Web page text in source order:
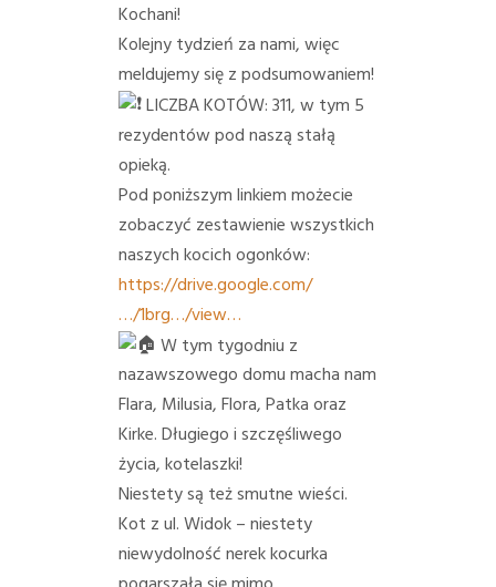
Kochani!
Kolejny tydzień za nami, więc
meldujemy się z podsumowaniem!
LICZBA KOTÓW: 311, w tym 5
rezydentów pod naszą stałą
opieką.
Pod poniższym linkiem możecie
zobaczyć zestawienie wszystkich
naszych kocich ogonków:
https://drive.google.com/
…/1brg…/view…
W tym tygodniu z
nazawszowego domu macha nam
Flara, Milusia, Flora, Patka oraz
Kirke. Długiego i szczęśliwego
życia, kotelaszki!
Niestety są też smutne wieści.
Kot z ul. Widok – niestety
niewydolność nerek kocurka